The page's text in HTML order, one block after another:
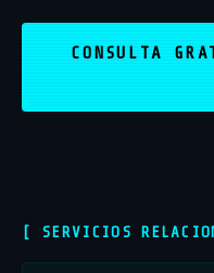
CONSULTA
[ SERVICIOS